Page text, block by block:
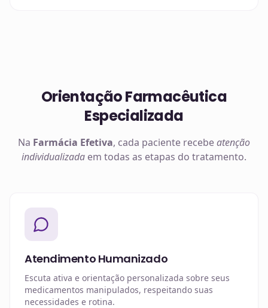
Orientação Farmacêutica
Especializada
Na Farmácia Efetiva, cada paciente recebeatenção
individualizada em todas as etapas do tratamento.
Atendimento Humanizado
Escuta ativa e orientação personalizada sobre seus
medicamentos manipulados, respeitando suas
necessidades e rotina.